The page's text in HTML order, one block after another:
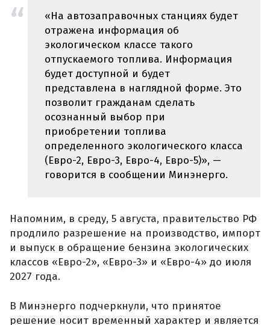
«На автозаправочных станциях будет
отражена информация об
экологическом классе такого
отпускаемого топлива. Информация
будет доступной и будет
представлена в наглядной форме. Это
позволит гражданам сделать
осознанный выбор при
приобретении топлива
определенного экологического класса
(Евро-2, Евро-3, Евро-4, Евро-5)», —
говорится в сообщении Минэнерго.
Напомним, в среду, 5 августа, правительство РФ
продлило разрешение на производство, импорт
и выпуск в обращение бензина экологических
классов «Евро-2», «Евро-3» и «Евро-4» до июля
2027 года.
В Минэнерго подчеркнули, что принятое
решение носит временный характер и является